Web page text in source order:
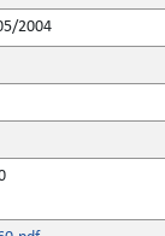
2004